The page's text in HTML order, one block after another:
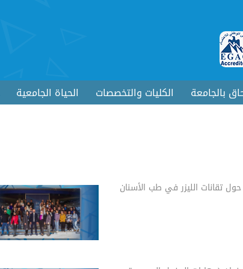
بالجامعة الكليات والتخصصات الحياة الجامعية
تقانات الليزر في طب الأسنان